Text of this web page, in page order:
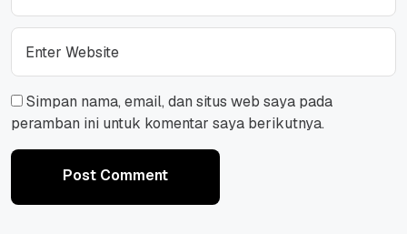
Simpan nama, email, dan situs web saya pada
peramban ini untuk komentar saya berikutnya.
Post Comment